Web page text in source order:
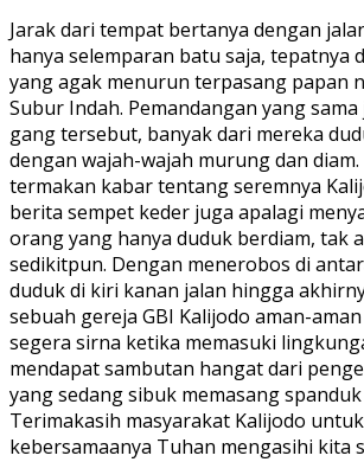
Jarak dari tempat bertanya dengan
hanya selemparan batu saja, tepatnya
yang agak menurun terpasang papan
Subur Indah. Pemandangan yang
gang tersebut, banyak dari mereka
dengan wajah-wajah murung dan
termakan kabar tentang seremnya
berita sempet keder juga apalagi
orang yang hanya duduk berdiam, tak
sedikitpun. Dengan menerobos di
duduk di kiri kanan jalan hingga
sebuah gereja GBI Kalijodo aman-
segera sirna ketika memasuki
mendapat sambutan hangat dari
yang sedang sibuk memasang
Terimakasih masyarakat Kalijodo
kebersamaanya Tuhan mengasihi kita